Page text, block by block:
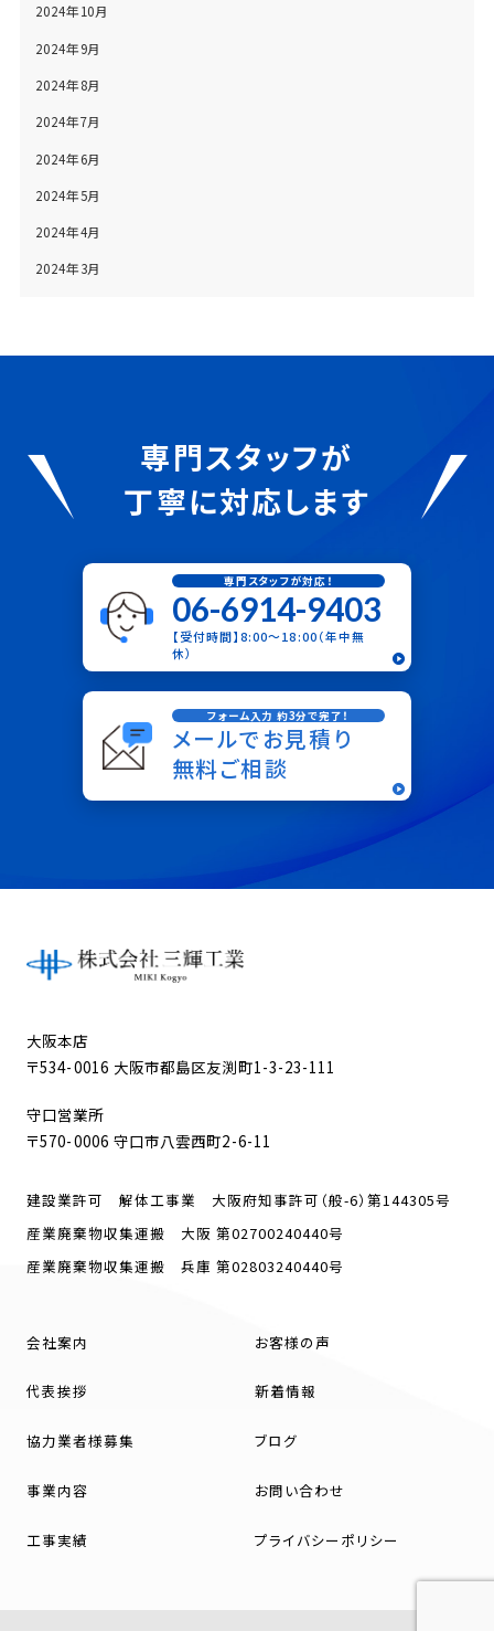
2024年10月
2024年9月
2024年8月
2024年7月
2024年6月
2024年5月
2024年4月
2024年3月
専門スタッフが
丁寧に対応します
専門スタッフが対応！
06-6914-9403
【受付時間】8:00〜18:00（年中無
休）
フォーム入力 約3分で完了！
メールでお見積り
無料ご相談
大阪本店
〒534-0016 大阪市都島区友渕町1-3-23-111
守口営業所
〒570-0006 守口市八雲西町2-6-11
建設業許可 解体工事業 大阪府知事許可（般-6）第144305号
産業廃棄物収集運搬 大阪 第02700240440号
産業廃棄物収集運搬 兵庫 第02803240440号
会社案内
代表挨拶
協力業者様募集
事業内容
工事実績
お客様の声
新着情報
ブログ
お問い合わせ
プライバシーポリシー